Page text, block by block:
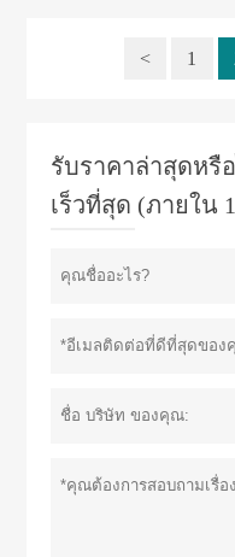
< 1
รับราคาล่าสุดหรื
เร็วที่สุด (ภายใน